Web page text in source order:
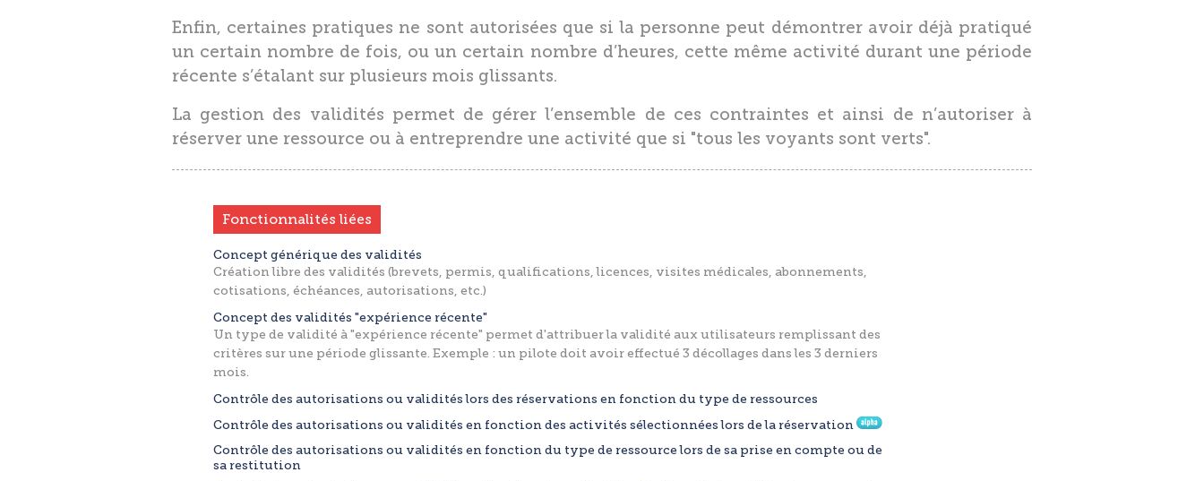
Enfin, certaines pratiques ne sont autorisées que si la personne peut démontrer avoir déjà pratiqué
un certain nombre de fois, ou un certain nombre d’heures, cette même activité durant une période
récente s’étalant sur plusieurs mois glissants.
La gestion des validités permet de gérer l’ensemble de ces contraintes et ainsi de n’autoriser à
réserver une ressource ou à entreprendre une activité que si "tous les voyants sont verts".
Fonctionnalités liées
Concept générique des validités
Création libre des validités (brevets, permis, qualifications, licences, visites médicales, abonnements,
cotisations, échéances, autorisations, etc.)
Concept des validités "expérience récente"
Un type de validité à "expérience récente" permet d'attribuer la validité aux utilisateurs remplissant des
critères sur une période glissante. Exemple : un pilote doit avoir effectué 3 décollages dans les 3 derniers
mois.
Contrôle des autorisations ou validités lors des réservations en fonction du type de ressources
Contrôle des autorisations ou validités en fonction des activités sélectionnées lors de la réservation
Contrôle des autorisations ou validités en fonction du type de ressource lors de sa prise en compte ou de
sa restitution